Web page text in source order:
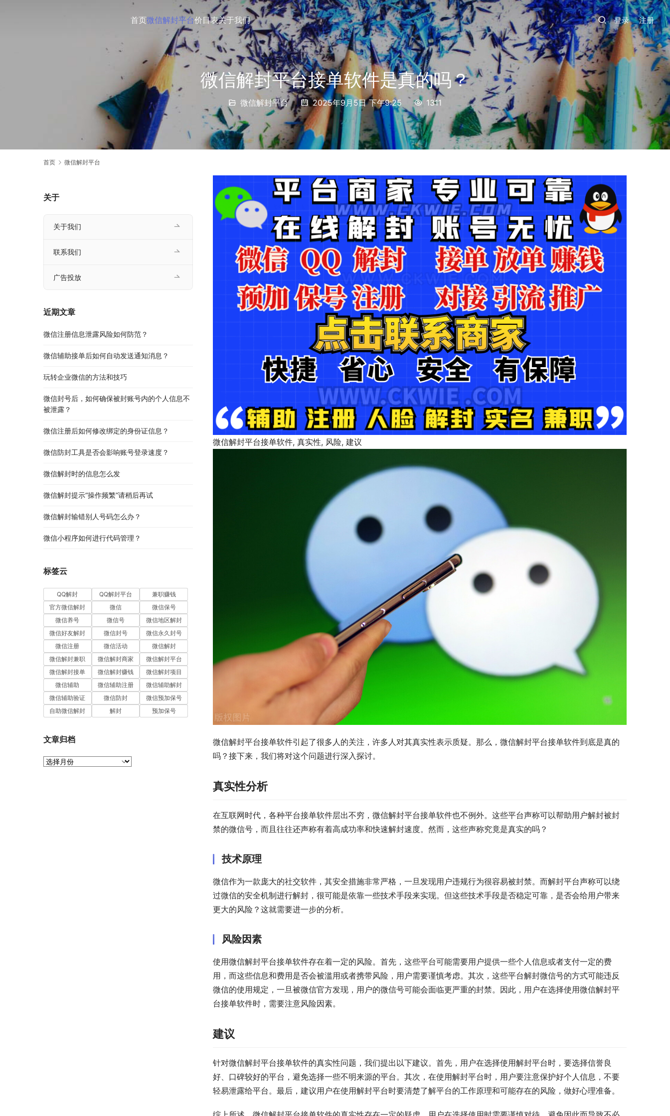
首页微信解封平台价目表关于我们 登录 注册
微信解封平台接单软件是真的吗？
微信解封平台 2025年9月5日 下午9:25 1311
首页 微信解封平台
微信解封平台接单软件, 真实性, 风险, 建议
微信解封平台接单软件引起了很多人的关注，许多人对其真实性表示质疑。那么，微信解封平台接单软件到底是真的
吗？接下来，我们将对这个问题进行深入探讨。
真实性分析
在互联网时代，各种平台接单软件层出不穷，微信解封平台接单软件也不例外。这些平台声称可以帮助用户解封被封
禁的微信号，而且往往还声称有着高成功率和快速解封速度。然而，这些声称究竟是真实的吗？
技术原理
微信作为一款庞大的社交软件，其安全措施非常严格，一旦发现用户违规行为很容易被封禁。而解封平台声称可以绕
过微信的安全机制进行解封，很可能是依靠一些技术手段来实现。但这些技术手段是否稳定可靠，是否会给用户带来
更大的风险？这就需要进一步的分析。
风险因素
使用微信解封平台接单软件存在着一定的风险。首先，这些平台可能需要用户提供一些个人信息或者支付一定的费
用，而这些信息和费用是否会被滥用或者携带风险，用户需要谨慎考虑。其次，这些平台解封微信号的方式可能违反
微信的使用规定，一旦被微信官方发现，用户的微信号可能会面临更严重的封禁。因此，用户在选择使用微信解封平
台接单软件时，需要注意风险因素。
建议
针对微信解封平台接单软件的真实性问题，我们提出以下建议。首先，用户在选择使用解封平台时，要选择信誉良
好、口碑较好的平台，避免选择一些不明来源的平台。其次，在使用解封平台时，用户要注意保护好个人信息，不要
轻易泄露给平台。最后，建议用户在使用解封平台时要清楚了解平台的工作原理和可能存在的风险，做好心理准备。
关于
关于我们
联系我们
广告投放
近期文章
微信注册信息泄露风险如何防范？
微信辅助接单后如何自动发送通知消息？
玩转企业微信的方法和技巧
微信封号后，如何确保被封账号内的个人信息不
被泄露？
微信注册后如何修改绑定的身份证信息？
微信防封工具是否会影响账号登录速度？
微信解封时的信息怎么发
微信解封提示“操作频繁”请稍后再试
微信解封输错别人号码怎么办？
微信小程序如何进行代码管理？
标签云
QQ解封 QQ解封平台
兼职赚钱
官方微信解封
微信
微信保号
微信养号
微信号
微信地区解封
微信好友解封
微信封号
微信永久封号
微信注册
微信活动
微信解封
微信解封兼职
微信解封商家
微信解封平台
微信解封接单
微信解封赚钱
微信解封项目
微信辅助
微信辅助注册
微信辅助解封
微信辅助验证
微信防封
微信预加保号
自助微信解封
解封 预加保号
文章归档
文